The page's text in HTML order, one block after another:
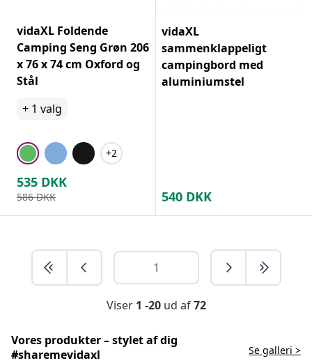
vidaXL Foldende
Camping Seng Grøn 206
x 76 x 74 cm Oxford og
Stål
+ 1 valg
+2
535 DKK
586 DKK
vidaXL
sammenklappeligt
campingbord med
aluminiumstel
540 DKK
Viser 1 -20ud af72
Vores produkter – stylet af dig
#sharemevidaxl
Se galleri >